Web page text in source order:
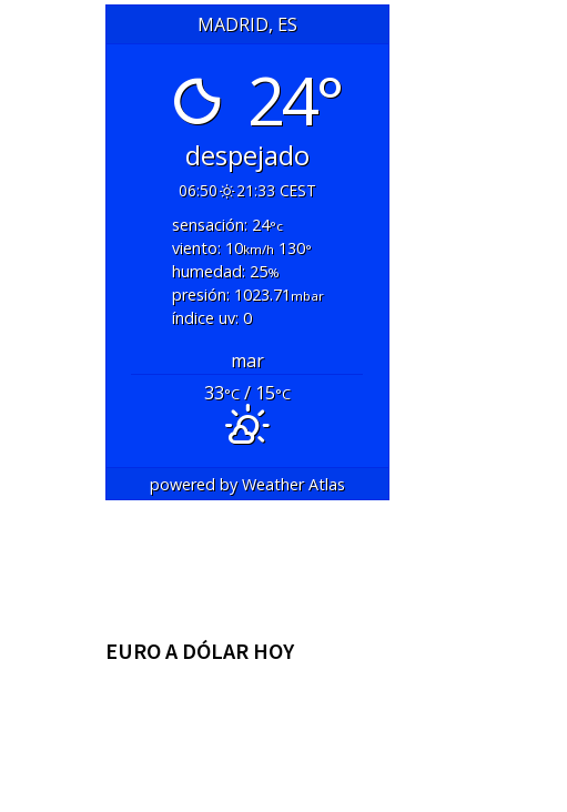
MADRID, ES
24°
despejado
06:50
21:33 CEST
sensación: 24°c
viento: 10km/h130°
humedad: 25%
presión: 1023.71 mbar
índice uv: 0
mar
33°C/ 15°C
powered byWeather Atlas
EURO A DÓLAR HOY